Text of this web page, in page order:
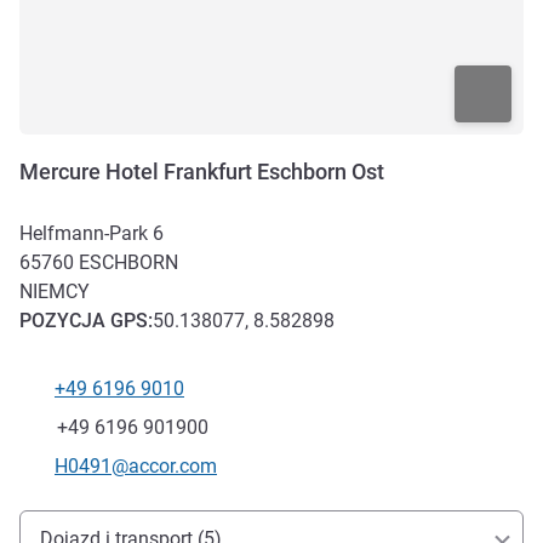
Mercure Hotel Frankfurt Eschborn Ost
Helfmann-Park 6
65760 ESCHBORN
NIEMCY
POZYCJA GPS:50.138077, 8.582898
Telefon
+49 6196 9010
Faks
+49 6196 901900
Kontaktowy adres e-mail
H0491@accor.com
Dojazd i transport